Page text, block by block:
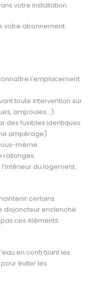
votre installation.
votre abonnement.
l’emplacement
toute intervention sur
ampoules…).
des fusibles identiques
ampérage).
même.
rallonges.
du logement.
certains
disjoncteur enclenché
ces éléments.
en contrôlant les
éviter les